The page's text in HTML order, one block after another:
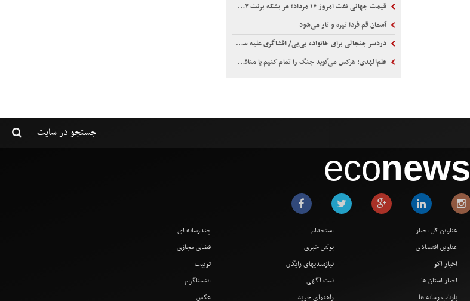
قیمت جهانی نفت امروز ۱۶ مرداد؛ هر بشکه برنت ۸۳ دلار و ۲۹ سنت
آسمان قم فردا تیره و تار می‌شود
دردسر جنجالی برای خانواده بی‌بی/ افشاگری علیه ساره نتانیاهو پای او را به دادگاه باز کرد
علم‌الهدی: هرکس می‌گوید جنگ را تمام کنیم یا منافق است یا قلب مریض دارد
econews
عناوین کل اخبار
عناوین اقتصادی
اخبار اکو
اخبار استان ها
بازتاب رسانه ها
استخدام
بولتن خبری
نیازمندیهای رایگان
ثبت آگهی
راهنمای خرید
چندرسانه ای
فضای مجازی
توییت
اینستاگرام
عکس